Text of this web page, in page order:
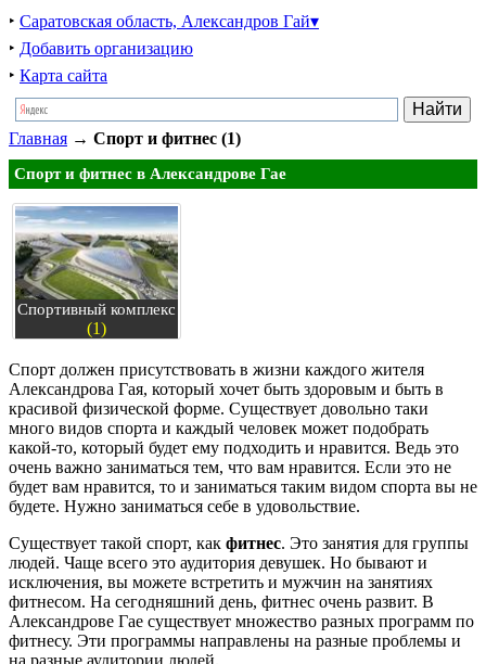
‣ Саратовская область, Александров Гай▾
‣ Добавить организацию
‣ Карта сайта
Главная → Спорт и фитнес (1)
Спорт и фитнес в Александрове Гае
Спортивный комплекс
(1)
Спорт должен присутствовать в жизни каждого жителя
Александрова Гая, который хочет быть здоровым и быть в
красивой физической форме. Существует довольно таки
много видов спорта и каждый человек может подобрать
какой-то, который будет ему подходить и нравится. Ведь это
очень важно заниматься тем, что вам нравится. Если это не
будет вам нравится, то и заниматься таким видом спорта вы не
будете. Нужно заниматься себе в удовольствие.
Существует такой спорт, как фитнес. Это занятия для группы
людей. Чаще всего это аудитория девушек. Но бывают и
исключения, вы можете встретить и мужчин на занятиях
фитнесом. На сегодняшний день, фитнес очень развит. В
Александрове Гае существует множество разных программ по
фитнесу. Эти программы направлены на разные проблемы и
на разные аудитории людей.